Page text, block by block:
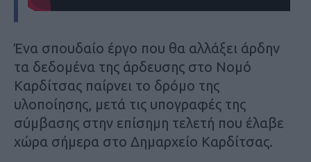
Ένα σπουδαίο έργο που θα αλλάξει άρδην
τα δεδομένα της άρδευσης στο Νομό
Καρδίτσας παίρνει το δρόμο της
υλοποίησης, μετά τις υπογραφές της
σύμβασης στην επίσημη τελετή που έλαβε
χώρα σήμερα στο Δημαρχείο Καρδίτσας.